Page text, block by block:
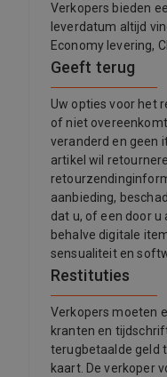
Verkopers bieden
leverdatum altijd
Economy levering,
Geeft terug
Uw opties voor het
of niet
veranderd en geen
artikel wil
aanbieding,
dat u, of een door
behalve digitale
sensualiteit en
Restituties
Verkopers moeten
kranten en
terugbetaalde geld
kaart. De verkoper